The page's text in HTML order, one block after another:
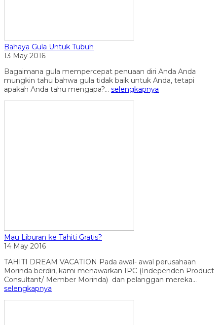
Bahaya Gula Untuk Tubuh
13 May 2016
Bagaimana gula mempercepat penuaan diri Anda Anda
mungkin tahu bahwa gula tidak baik untuk Anda, tetapi
apakah Anda tahu mengapa?... selengkapnya
Mau Liburan ke Tahiti Gratis?
14 May 2016
TAHITI DREAM VACATION Pada awal- awal perusahaan
Morinda berdiri, kami menawarkan IPC (Independen Product
Consultant/ Member Morinda) dan pelanggan mereka...
selengkapnya